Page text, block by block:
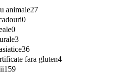
animale27
0
0
3
36
fara gluten4
159